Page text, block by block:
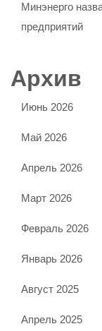
Минэнерго
предприятий
Архив
Июнь 2026
Май 2026
Апрель 2026
Март 2026
Февраль 2026
Январь 2026
Август 2025
Апрель 2025